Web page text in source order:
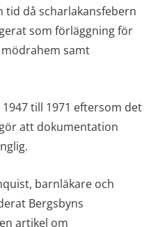
tid då scharlakansfebern
som förläggning för
samt
till 1971 eftersom det
att dokumentation
barnläkare och
Bergsbyns
artikel om